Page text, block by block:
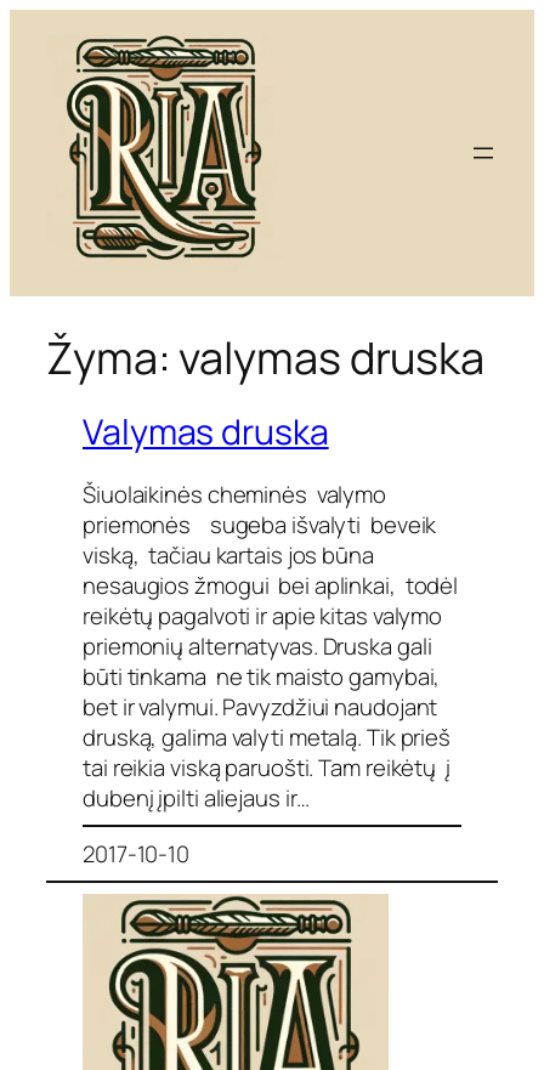
turinio
Žyma: valymas druska
Valymas druska
Šiuolaikinės cheminės valymo
priemonės sugeba išvalyti beveik
viską, tačiau kartais jos būna
nesaugios žmogui bei aplinkai, todėl
reikėtų pagalvoti ir apie kitas valymo
priemonių alternatyvas. Druska gali
būti tinkama ne tik maisto gamybai,
bet ir valymui. Pavyzdžiui naudojant
druską, galima valyti metalą. Tik prieš
tai reikia viską paruošti. Tam reikėtų į
dubenį įpilti aliejaus ir…
2017-10-10